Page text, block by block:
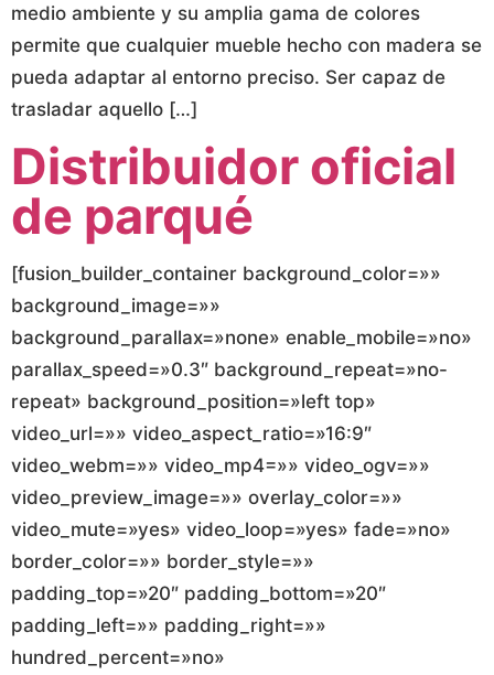
medio ambiente y su amplia gama de colores
permite que cualquier mueble hecho con madera se
pueda adaptar al entorno preciso. Ser capaz de
trasladar aquello […]
Distribuidor oficial
de parqué
[fusion_builder_container background_color=»»
background_image=»»
background_parallax=»none» enable_mobile=»no»
parallax_speed=»0.3″ background_repeat=»no-
repeat» background_position=»left top»
video_url=»» video_aspect_ratio=»16:9″
video_webm=»» video_mp4=»» video_ogv=»»
video_preview_image=»» overlay_color=»»
video_mute=»yes» video_loop=»yes» fade=»no»
border_color=»» border_style=»»
padding_top=»20″ padding_bottom=»20″
padding_left=»» padding_right=»»
hundred_percent=»no»